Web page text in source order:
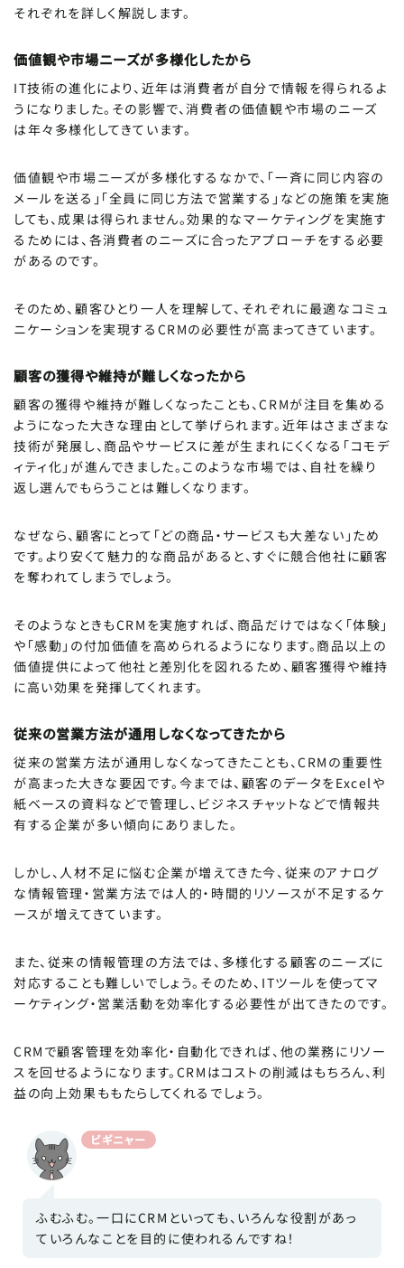
それぞれを詳しく解説します。
価値観や市場ニーズが多様化したから
IT技術の進化により、近年は消費者が自分で情報を得られるよ
うになりました。その影響で、消費者の価値観や市場のニーズ
は年々多様化してきています。
価値観や市場ニーズが多様化するなかで、「一斉に同じ内容の
メールを送る」「全員に同じ方法で営業する」などの施策を実施
しても、成果は得られません。効果的なマーケティングを実施す
るためには、各消費者のニーズに合ったアプローチをする必要
があるのです。
そのため、顧客ひとり一人を理解して、それぞれに最適なコミュ
ニケーションを実現するCRMの必要性が高まってきています。
顧客の獲得や維持が難しくなったから
顧客の獲得や維持が難しくなったことも、CRMが注目を集める
ようになった大きな理由として挙げられます。近年はさまざまな
技術が発展し、商品やサービスに差が生まれにくくなる「コモデ
ィティ化」が進んできました。このような市場では、自社を繰り
返し選んでもらうことは難しくなります。
なぜなら、顧客にとって「どの商品・サービスも大差ない」ため
です。より安くて魅力的な商品があると、すぐに競合他社に顧客
を奪われてしまうでしょう。
そのようなときもCRMを実施すれば、商品だけではなく「体験」
や「感動」の付加価値を高められるようになります。商品以上の
価値提供によって他社と差別化を図れるため、顧客獲得や維持
に高い効果を発揮してくれます。
従来の営業方法が通用しなくなってきたから
従来の営業方法が通用しなくなってきたことも、CRMの重要性
が高まった大きな要因です。今までは、顧客のデータをExcelや
紙ベースの資料などで管理し、ビジネスチャットなどで情報共
有する企業が多い傾向にありました。
しかし、人材不足に悩む企業が増えてきた今、従来のアナログ
な情報管理・営業方法では人的・時間的リソースが不足するケ
ースが増えてきています。
また、従来の情報管理の方法では、多様化する顧客のニーズに
対応することも難しいでしょう。そのため、ITツールを使ってマ
ーケティング・営業活動を効率化する必要性が出てきたのです。
CRMで顧客管理を効率化・自動化できれば、他の業務にリソー
スを回せるようになります。CRMはコストの削減はもちろん、利
益の向上効果ももたらしてくれるでしょう。
ビギニャー
ふむふむ。一口にCRMといっても、いろんな役割があっ
ていろんなことを目的に使われるんですね！